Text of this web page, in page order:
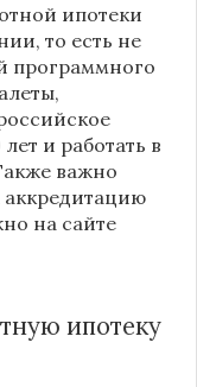
ипотеки
то есть не
программного
и работать в
важно
на сайте
ипотеку